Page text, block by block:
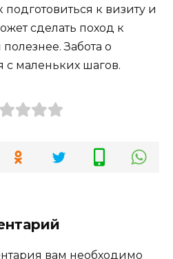
подготовиться к визиту и
сделать поход к
Забота о
с маленьких шагов.
вам необходимо